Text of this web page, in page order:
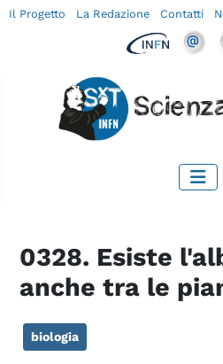
Il Progetto La Redazione Contatti
0328. Esiste
anche tra le
biologia